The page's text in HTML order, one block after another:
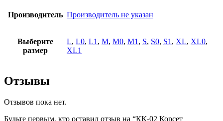
Производитель Производитель не указан
Выберите
размер
L, L0, L1 , M, M0, M1 , S, S0, S1 , XL, XL0,
XL1
Отзывы
Отзывов пока нет.
Будьте первым, кто оставил отзыв на “КК-02 Корсет